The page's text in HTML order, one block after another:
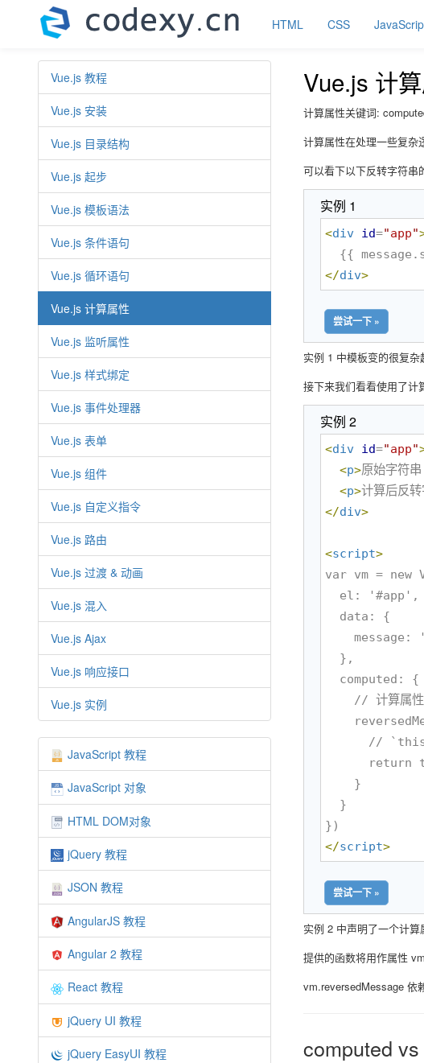
HTML CSS
Vue.js 教程
Vue.js 安装
Vue.js 目录结构
Vue.js 起步
Vue.js 模板语法
Vue.js 条件语句
Vue.js 循环语句
Vue.js 计算属性
Vue.js 监听属性
Vue.js 样式绑定
Vue.js 事件处理器
Vue.js 表单
Vue.js 组件
Vue.js 自定义指令
Vue.js 路由
Vue.js 过渡 & 动画
Vue.js 混入
Vue.js Ajax
Vue.js 响应接口
Vue.js 实例
JavaScript 教程
JavaScript 对象
HTML DOM对象
jQuery 教程
JSON 教程
AngularJS 教程
Angular 2 教程
React 教程
jQuery UI 教程
jQuery EasyUI 教程
Vue.js 计
计算属性关键词:
计算属性在处理一些复杂
可以看下以下反转字符串
实例 1
<div id="app"
</div>
尝试一下 »
实例 1 中模板变的很复杂
接下来我们看看使用了计
实例 2
<div id="app"
<p>原始字符
<p>计算后反
</div>
<script>
var vm = new
</script>
尝试一下 »
实例 2 中声明了一个计算
提供的函数将用作属性
vm.reversedMessage 依
computed